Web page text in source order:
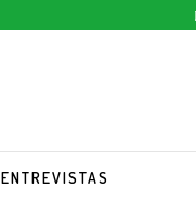
ENTREVISTAS